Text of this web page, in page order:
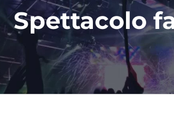
Spettacolo